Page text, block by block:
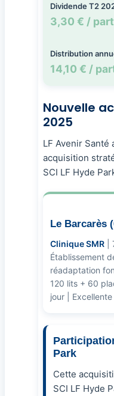
Dividende T2
3,30 € / part
Distribution
14,10 € /
Nouvelle
2025
LF Avenir Santé
acquisition
SCI LF Hyde
Le Barcarès
Clinique SMR |
Établissement
réadaptation
120 lits + 60
jour |
Park
Cette
SCI LF Hyde